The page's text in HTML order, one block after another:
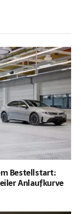
Bestellstart:
Anlaufkurve